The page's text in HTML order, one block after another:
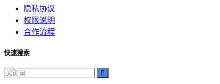
隐私协议
权限说明
合作流程
快速搜索